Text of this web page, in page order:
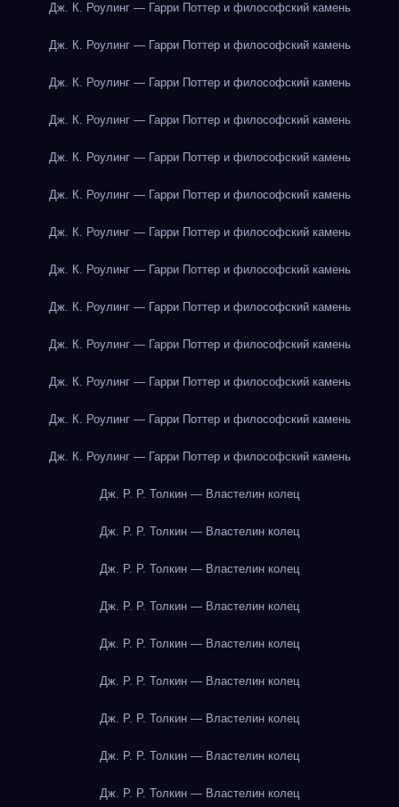
Дж. К. Роулинг — Гарри Поттер и философский камень
Дж. К. Роулинг — Гарри Поттер и философский камень
Дж. К. Роулинг — Гарри Поттер и философский камень
Дж. К. Роулинг — Гарри Поттер и философский камень
Дж. К. Роулинг — Гарри Поттер и философский камень
Дж. К. Роулинг — Гарри Поттер и философский камень
Дж. К. Роулинг — Гарри Поттер и философский камень
Дж. К. Роулинг — Гарри Поттер и философский камень
Дж. К. Роулинг — Гарри Поттер и философский камень
Дж. К. Роулинг — Гарри Поттер и философский камень
Дж. К. Роулинг — Гарри Поттер и философский камень
Дж. К. Роулинг — Гарри Поттер и философский камень
Дж. К. Роулинг — Гарри Поттер и философский камень
Дж. Р. Р. Толкин — Властелин колец
Дж. Р. Р. Толкин — Властелин колец
Дж. Р. Р. Толкин — Властелин колец
Дж. Р. Р. Толкин — Властелин колец
Дж. Р. Р. Толкин — Властелин колец
Дж. Р. Р. Толкин — Властелин колец
Дж. Р. Р. Толкин — Властелин колец
Дж. Р. Р. Толкин — Властелин колец
Дж. Р. Р. Толкин — Властелин колец